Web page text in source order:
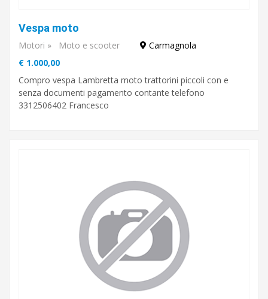
Cuneo
Torino
Vespa moto
Motori » Moto e scooter
Carmagnola
€ 1.000,00
Compro vespa Lambretta moto trattorini piccoli con e
senza documenti pagamento contante telefono
3312506402 Francesco